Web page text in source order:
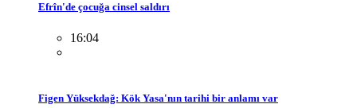
Efrîn'de çocuğa cinsel saldırı
16:04
Figen Yüksekdağ: Kök Yasa'nın tarihi bir anlamı var